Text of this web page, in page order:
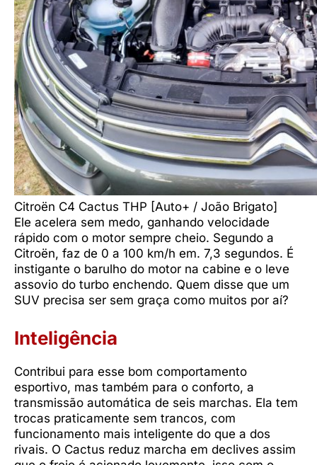
Citroën C4 Cactus THP [Auto+ / João Brigato]
Ele acelera sem medo, ganhando velocidade
rápido com o motor sempre cheio. Segundo a
Citroën, faz de 0 a 100 km/h em. 7,3 segundos. É
instigante o barulho do motor na cabine e o leve
assovio do turbo enchendo. Quem disse que um
SUV precisa ser sem graça como muitos por aí?
Inteligência
Contribui para esse bom comportamento
esportivo, mas também para o conforto, a
transmissão automática de seis marchas. Ela tem
trocas praticamente sem trancos, com
funcionamento mais inteligente do que a dos
rivais. O Cactus reduz marcha em declives assim